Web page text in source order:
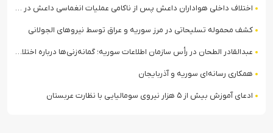
اختلاف داخلی هواداران داعش پس از ناکامی عملیات انغماسی داعش در رقه
کشف محموله تسلیحاتی در مرز سوریه و عراق توسط نیروهای الجولانی
عبدالقادر الطحان در رأس سازمان اطلاعات سوریه؛ گمانه‌زنی‌ها درباره اختلافات در ساختار امنیتی
همکاری رسانه‌ای سوریه و آذربایجان
ادعای آموزش بیش از ۵ هزار نیروی سومالیایی با نظارت عربستان